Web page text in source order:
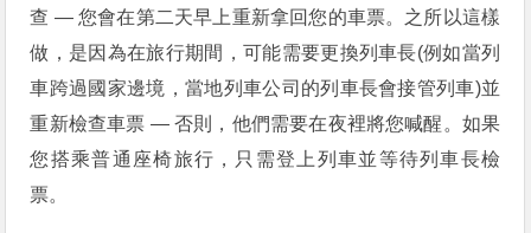
查 — 您會在第二天早上重新拿回您的車票。之所以這樣
做，是因為在旅行期間，可能需要更換列車長(例如當列
車跨過國家邊境，當地列車公司的列車長會接管列車)並
重新檢查車票 — 否則，他們需要在夜裡將您喊醒。如果
您搭乘普通座椅旅行，只需登上列車並等待列車長檢
票。